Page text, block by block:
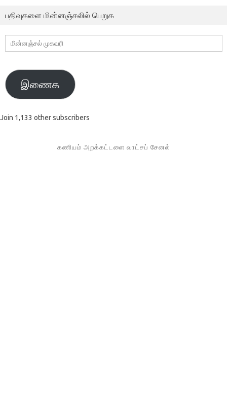
பதிவுகளை மின்னஞ்சலில் பெறுக
மின்னஞ்சல்
முகவரி
இணைக
Join 1,133 other subscribers
கணியம் அறக்கட்டளை வாட்சப் சேனல்